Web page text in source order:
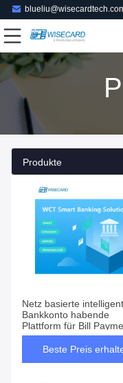
Produkte
Netz basierte
Bankkonto habende
Plattform für Bill
Cheque Deposit
Beste Preis